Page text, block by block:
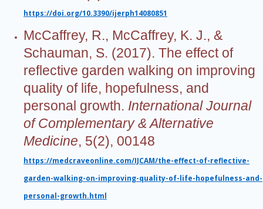
https://doi.org/10.3390/ijerph14080851
McCaffrey, R., McCaffrey, K. J., &
Schauman, S. (2017). The effect of
reflective garden walking on improving
quality of life, hopefulness, and
personal growth. International Journal
of Complementary & Alternative
Medicine, 5(2), 00148
https://medcraveonline.com/IJCAM/the-effect-of-reflective-
garden-walking-on-improving-quality-of-life-hopefulness-and-
personal-growth.html